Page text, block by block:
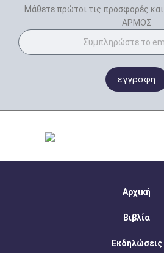
Μάθετε πρώτοι τις προσφορές
ΑΡΜΟΣ
εγγραφη
Αρχική
Βιβλία
Εκδηλώσεις